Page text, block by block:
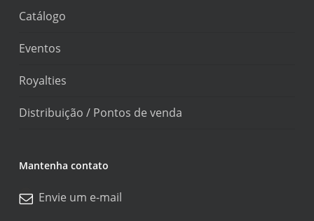
Catálogo
Eventos
Royalties
Distribuição / Pontos de venda
Mantenha contato
Envie um e-mail